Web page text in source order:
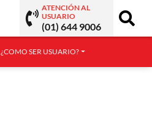
ATENCIÓN AL
USUARIO
(01) 644 9006
¿COMO SER USUARIO?